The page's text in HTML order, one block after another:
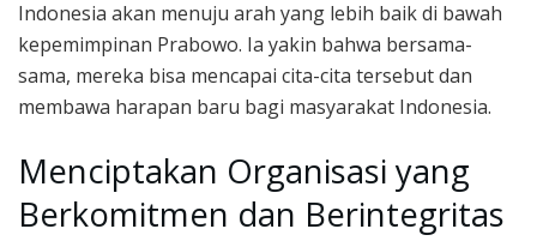
Indonesia akan menuju arah yang lebih baik di bawah
kepemimpinan Prabowo. Ia yakin bahwa bersama-
sama, mereka bisa mencapai cita-cita tersebut dan
membawa harapan baru bagi masyarakat Indonesia.
Menciptakan Organisasi yang
Berkomitmen dan Berintegritas